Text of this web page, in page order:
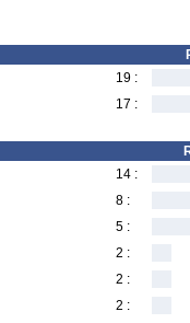
19 :
17 :
14 :
8 :
5 :
2 :
2 :
2 :